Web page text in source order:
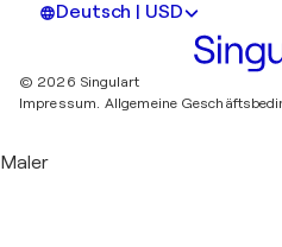
Deutsch | USD
© 2026 Singulart
Impressum. Allgemeine
Maler